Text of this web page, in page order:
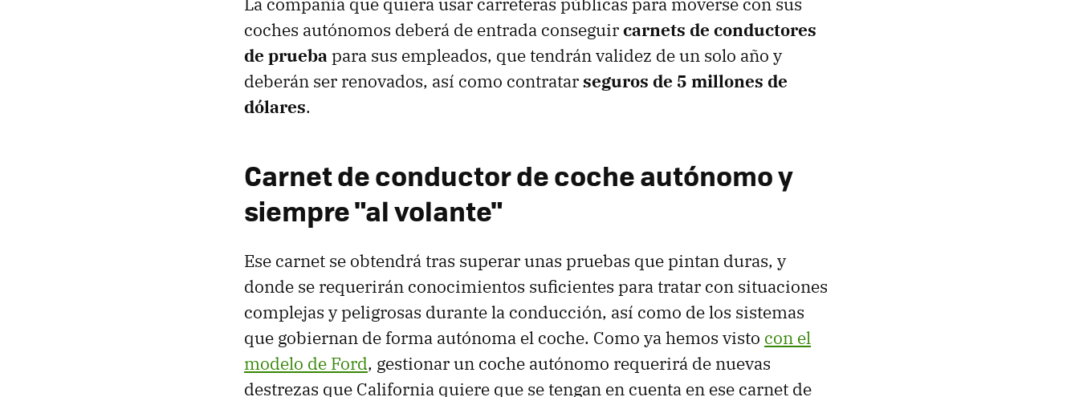
coches autónomos deberá de entrada conseguircarnets de conductores
de prueba para sus empleados, que tendrán validez de un solo año y
deberán ser renovados, así como contratarseguros de 5 millones de
dólares.
Carnet de conductor de coche autónomo y
siempre "al volante"
Ese carnet se obtendrá tras superar unas pruebas que pintan duras, y
donde se requerirán conocimientos suficientes para tratar con situaciones
complejas y peligrosas durante la conducción, así como de los sistemas
que gobiernan de forma autónoma el coche. Como ya hemos visto con el
modelo de Ford, gestionar un coche autónomo requerirá de nuevas
destrezas que California quiere que se tengan en cuenta en ese carnet de